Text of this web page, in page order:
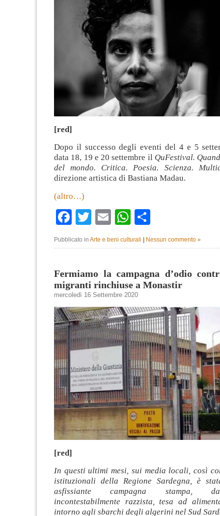
[red]
Dopo il successo degli eventi del 4 e 5
data 18, 19 e 20 settembre il QuFestival.
del mondo. Critica. Poesia. Scienza.
direzione artistica di Bastiana Madau.
(altro…)
Facebook
TwitterEmailWhatsApp
Pubblicato in Arte e beni culturali | Nessun commento »
Fermiamo la campagna d’odio
migranti rinchiuse a Monastir
mercoledì 16 Settembre 2020
[red]
In questi ultimi mesi, sui media locali, così
istituzionali della Regione Sardegna, è
asfissiante campagna stampa,
incontestabilmente razzista, tesa ad
intorno agli sbarchi degli algerini nel Sud